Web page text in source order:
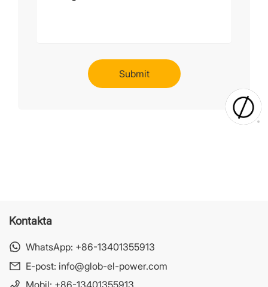
Kontakta
WhatsApp: +86-13401355913
E-post: info@glob-el-power.com